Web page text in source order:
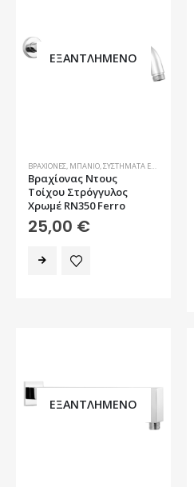
ΕΞΑΝΤΛΗΜΈΝΟ
ΒΡΑΧΊΟΝΕΣ, ΜΠΆΝΙΟ,ΣΥΣΤΉΜΑΤΑ ΕΝΤΟΙΧΙΣΜΟΎ
Βραχίονας Ντους
Τοίχου Στρόγγυλος
Χρωμέ RN350 Ferro
25,00 €
ΕΞΑΝΤΛΗΜΈΝΟ